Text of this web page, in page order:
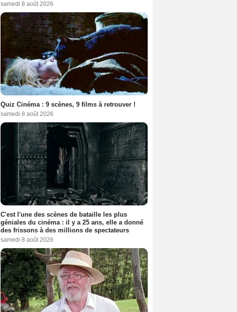
samedi 8 août 2026
Quiz Cinéma : 9 scènes, 9 films à retrouver !
samedi 8 août 2026
C'est l'une des scènes de bataille les plus
géniales du cinéma : il y a 25 ans, elle a donné
des frissons à des millions de spectateurs
samedi 8 août 2026